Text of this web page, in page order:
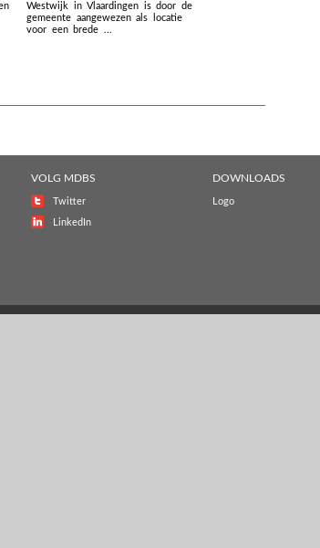
Westwijk in Vlaardingen is door de
gemeente aangewezen als locatie
voor een brede ...
VOLG MDBS
Twitter
LinkedIn
DOWNLOADS
Logo